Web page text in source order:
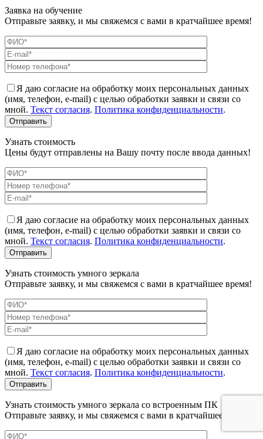
Заявка на обучение
Отправьте заявку, и мы свяжемся с вами в кратчайшее время!
Я даю согласие на обработку моих персональных данных
(имя, телефон, e-mail) с целью обработки заявки и связи со
мной. Текст согласия. Политика конфиденциальности.
Узнать стоимость
Цены будут отправлены на Вашу почту после ввода данных!
Я даю согласие на обработку моих персональных данных
(имя, телефон, e-mail) с целью обработки заявки и связи со
мной. Текст согласия. Политика конфиденциальности.
Узнать стоимость умного зеркала
Отправьте заявку, и мы свяжемся с вами в кратчайшее время!
Я даю согласие на обработку моих персональных данных
(имя, телефон, e-mail) с целью обработки заявки и связи со
мной. Текст согласия. Политика конфиденциальности.
Узнать стоимость умного зеркала со встроенным ПК
Отправьте заявку, и мы свяжемся с вами в кратчайшее время!